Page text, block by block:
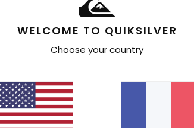
WELCOME TO QUIKSILVER
Choose your country